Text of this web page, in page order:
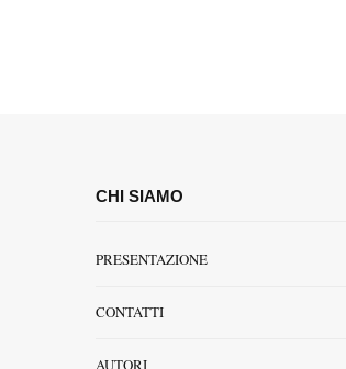
CHI SIAMO
PRESENTAZIONE
CONTATTI
AUTORI